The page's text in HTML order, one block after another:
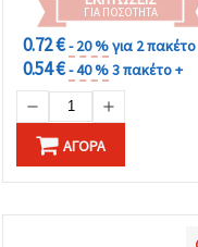
Αποθήκευση.
Στον
ιστότοπο!
Ρυθμίσεις
ΓΙΑ ΠΟΣΌΤΗΤΑ
0.72 €- 20 %για 2 πακέτο
0.54 €- 40 %3 πακέτο +
ΑΓΟΡΆ